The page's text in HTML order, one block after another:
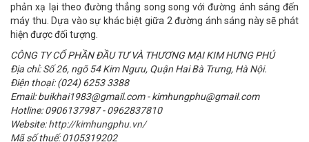
phản xạ lại theo đường thẳng song song với đường ánh sáng đến
máy thu. Dựa vào sự khác biệt giữa 2 đường ánh sáng này sẽ phát
hiện được đối tượng.
CÔNG TY CỔ PHẦN ĐẦU TƯ VÀ THƯƠNG MẠI KIM HƯNG PHÚ
Địa chỉ: Số 26, ngõ 54 Kim Ngưu, Quận Hai Bà Trưng, Hà Nội.
Điện thoại: (024) 6253 3388
Email: buikhai1983@gmail.com - kimhungphu@gmail.com
Hotline: 0906137987 - 0962837810
Website:http://kimhungphu.vn/
Mã số thuế: 0105319202